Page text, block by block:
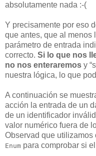
absolutamente nada :-(
Y precisamente por eso
que antes, que al menos
parámetro de entrada
correcto. Si lo que nos
no nos enteraremos y
nuestra lógica, lo que
A continuación se
acción la entrada de un
de un identificador
valor numérico fuera de
Observad que utilizamos
Enum para comprobar si